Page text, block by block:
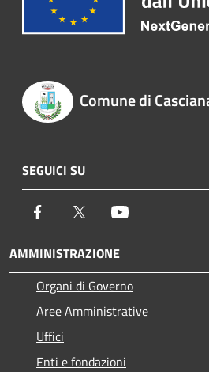
Comune di
SEGUICI SU
Facebook Twitter
AMMINISTRAZIONE
Organi di Governo
Aree Amministrative
Uffici
Enti e fondazioni